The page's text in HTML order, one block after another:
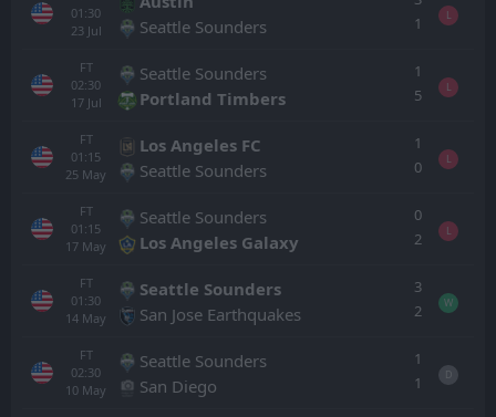
01:30
23 Jul
Seattle Sounders
1
L
FT
02:30
17 Jul
Seattle Sounders
Portland Timbers
1
5
L
FT
01:15
25 May
Los Angeles FC
Seattle Sounders
1
0
L
FT
01:15
17 May
Seattle Sounders
Los Angeles Galaxy
0
2
L
FT
01:30
14 May
Seattle Sounders
San Jose Earthquakes
3
2
W
FT
02:30
10 May
Seattle Sounders
San Diego
1
1
D